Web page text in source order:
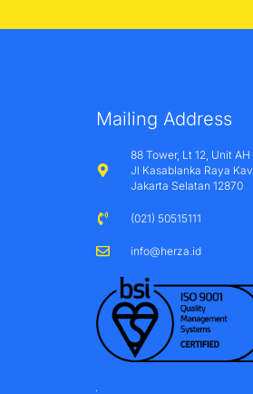
Mailing Address
88 Tower, Lt 12, Unit AH
Jl Kasablanka Raya
Jakarta Selatan 12870
(021) 50515111
info@herza.id